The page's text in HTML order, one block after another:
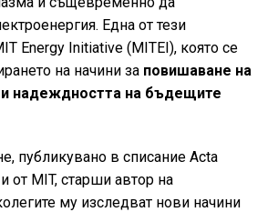
Една от тези
Energy Initiative (MITEI), която се
на начини за повишаване на
и надеждността на бъдещите
публикувано в списание Acta
от MIT, старши автор на
му изследват нови начини